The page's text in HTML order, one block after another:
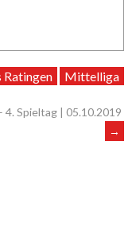
Ratingen Mittelliga
4. Spieltag | 05.10.2019
→